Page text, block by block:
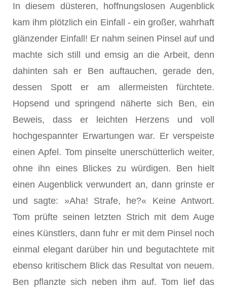
In diesem düsteren, hoffnungslosen Augen­blick
kam ihm plötzlich ein Einfall - ein großer, wahrhaft
glänzender Einfall! Er nahm seinen Pinsel auf und
machte sich still und emsig an die Arbeit, denn
dahinten sah er Ben auftauchen, gerade den,
dessen Spott er am allermeisten fürchtete.
Hopsend und springend näherte sich Ben, ein
Beweis, dass er leichten Herzens und voll
hochgespannter Erwartungen war. Er verspeiste
einen Ap­fel. Tom pinselte unerschütterlich weiter,
ohne ihn eines Blickes zu würdigen. Ben hielt
einen Augenblick ver­wundert an, dann grinste er
und sagte: »Aha! Strafe, he?« Keine Antwort.
Tom prüfte seinen letzten Strich mit dem Auge
eines Künstlers, dann fuhr er mit dem Pinsel noch
einmal elegant darüber hin und begutachtete mit
ebenso kritischem Blick das Resultat von neuem.
Ben pflanzte sich neben ihm auf. Tom lief das